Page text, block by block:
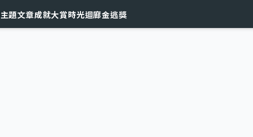
主題文章成就大賞時光迴廊金逃獎